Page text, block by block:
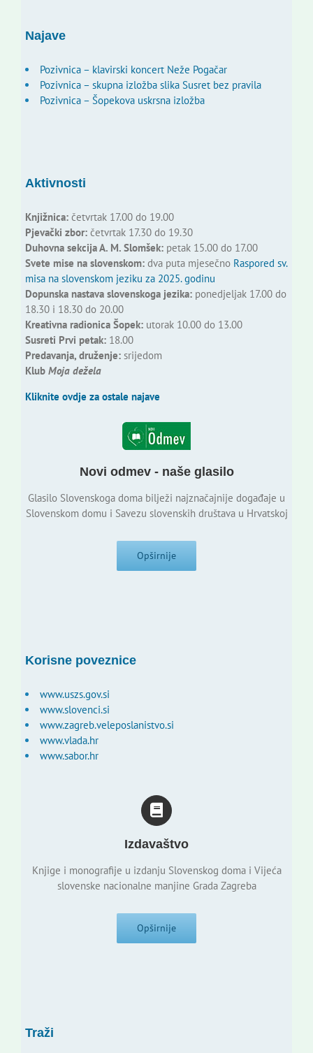
Najave
Pozivnica – klavirski koncert Neže Pogačar
Pozivnica – skupna izložba slika Susret bez pravila
Pozivnica – Šopekova uskrsna izložba
Aktivnosti
Knjižnica:četvrtak 17.00 do 19.00
Pjevački zbor:četvrtak 17.30 do 19.30
Duhovna sekcija A. M. Slomšek:petak 15.00 do 17.00
Svete mise na slovenskom:dva puta mjesečno Raspored sv.
misa na slovenskom jeziku za 2025. godinu
Dopunska nastava slovenskoga jezika:ponedjeljak 17.00 do
18.30 i 18.30 do 20.00
Kreativna radionica Šopek:utorak 10.00 do 13.00
Susreti Prvi petak:18.00
Predavanja, druženje:srijedom
Klub Moja dežela
Kliknite ovdje za ostale najave
Novi odmev - naše glasilo
Glasilo Slovenskoga doma bilježi najznačajnije događaje u
Slovenskom domu i Savezu slovenskih društava u Hrvatskoj
Opširnije
Korisne poveznice
www.uszs.gov.si
www.slovenci.si
www.zagreb.veleposlanistvo.si
www.vlada.hr
www.sabor.hr
Izdavaštvo
Knjige i monografije u izdanju Slovenskog doma i Vijeća
slovenske nacionalne manjine Grada Zagreba
Opširnije
Traži